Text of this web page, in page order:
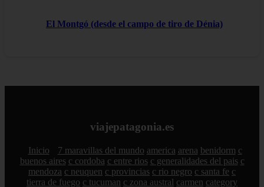
El Montgó (desde el campo de tiro de Dénia)
viajepatagonia.es
Inicio 7 maravillas del mundo america arena benidorm c
buenos aires c cordoba c entre rios c generalidades del pais c
mendoza c neuquen c provincias c rio negro c santa fe c
tierra de fuego c tucuman c zona austral carmen category